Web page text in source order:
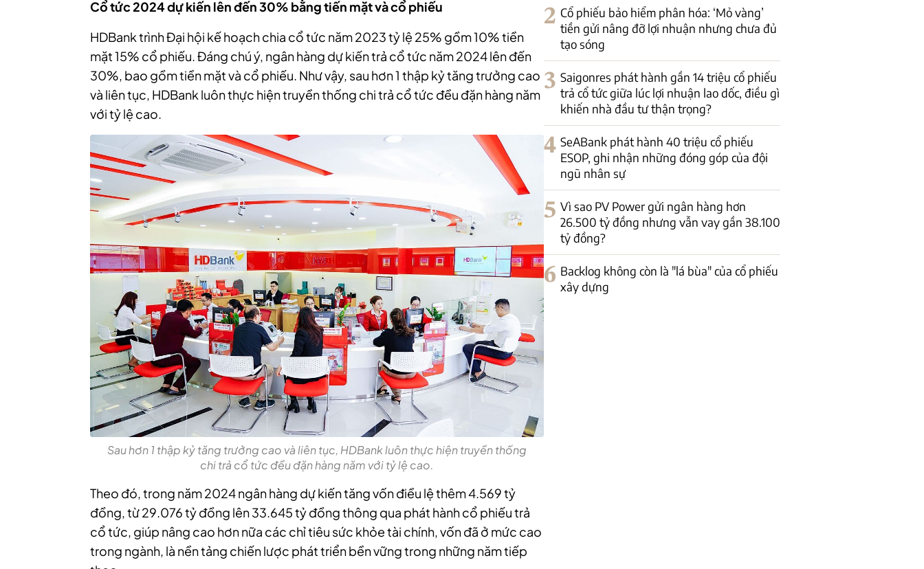
Cổ tức 2024 dự kiến lên đến 30% bằng tiến mặt và cổ phiếu
HDBank trình Đại hội kế hoạch chia cổ tức năm 2023 tỷ lệ 25% gồm 10% tiền
mặt 15% cổ phiếu. Đáng chú ý, ngân hàng dự kiến trả cổ tức năm 2024 lên đến
30%, bao gồm tiền mặt và cổ phiếu. Như vậy, sau hơn 1 thập kỷ tăng trưởng cao
và liên tục, HDBank luôn thực hiện truyền thống chi trả cổ tức đều đặn hàng năm
với tỷ lệ cao.
Sau hơn 1 thập kỷ tăng trưởng cao và liên tục, HDBank luôn thực hiện truyền thống
chi trả cổ tức đều đặn hàng năm với tỷ lệ cao.
Theo đó, trong năm 2024 ngân hàng dự kiến tăng vốn điều lệ thêm 4.569 tỷ
đồng, từ 29.076 tỷ đồng lên 33.645 tỷ đồng thông qua phát hành cổ phiếu trả
cổ tức, giúp nâng cao hơn nữa các chỉ tiêu sức khỏe tài chính, vốn đã ở mức cao
trong ngành, là nền tảng chiến lược phát triển bền vững trong những năm tiếp
2 Cổ phiếu bảo hiểm phân hóa: ‘Mỏ vàng’
tiền gửi nâng đỡ lợi nhuận nhưng chưa đủ
tạo sóng
3 Saigonres phát hành gần 14 triệu cổ phiếu
trả cổ tức giữa lúc lợi nhuận lao dốc, điều gì
khiến nhà đầu tư thận trọng?
4 SeABank phát hành 40 triệu cổ phiếu
ESOP, ghi nhận những đóng góp của đội
ngũ nhân sự
5 Vì sao PV Power gửi ngân hàng hơn
26.500 tỷ đồng nhưng vẫn vay gần 38.100
tỷ đồng?
6 Backlog không còn là "lá bùa" của cổ phiếu
xây dựng